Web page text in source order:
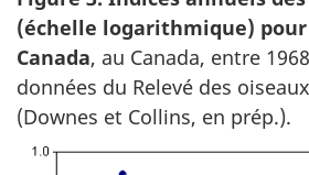
(échelle logarithmique)
Canada, au Canada, entre
données du Relevé des
(Downes et Collins, en prép.).